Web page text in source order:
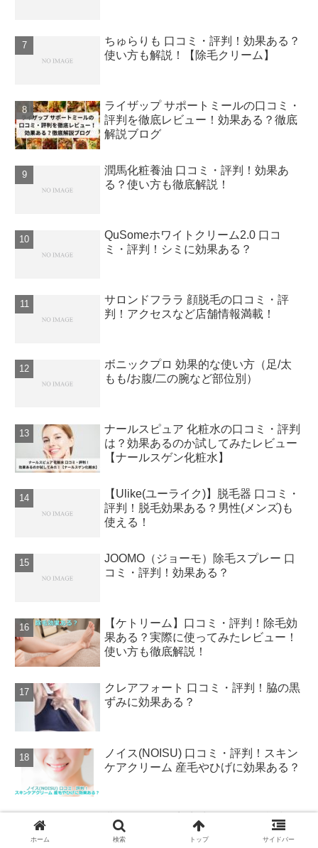
ちゅらりも 口コミ・評判！効果ある？
使い方も解説！【除毛クリーム】
ライザップ サポートミールの口コミ・
評判を徹底レビュー！効果ある？徹底
解説ブログ
潤馬化粧養油 口コミ・評判！効果あ
る？使い方も徹底解説！
QuSomeホワイトクリーム2.0 口コ
ミ・評判！シミに効果ある？
サロンドフララ 顔脱毛の口コミ・評
判！アクセスなど店舗情報満載！
ボニックプロ 効果的な使い方（足/太
もも/お腹/二の腕など部位別）
ナールスピュア 化粧水の口コミ・評判
は？効果あるのか試してみたレビュー
【ナールスゲン化粧水】
【Ulike(ユーライク)】脱毛器 口コミ・
評判！脱毛効果ある？男性(メンズ)も
使える！
JOOMO（ジョーモ）除毛スプレー 口
コミ・評判！効果ある？
【ケトリーム】口コミ・評判！除毛効
果ある？実際に使ってみたレビュー！
使い方も徹底解説！
クレアフォート 口コミ・評判！脇の黒
ずみに効果ある？
ノイス(NOISU) 口コミ・評判！スキン
ケアクリーム 産毛やひげに効果ある？
豊麗グレイス 美容液の口コミ・評判い
いの？シミ、しわ、たるみ、乾燥に効
ホーム 検索 トップ サイドバー